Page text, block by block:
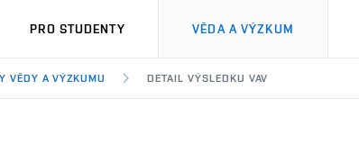
PRO STUDENTY VĚDA A VÝZKUM
VĚDY A VÝZKUMU DETAIL VÝSLEDKU VAV